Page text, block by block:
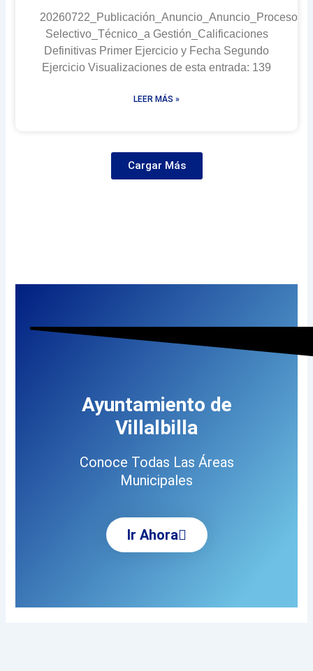
20260722_Publicación_Anuncio_Anuncio_Proceso
Selectivo_Técnico_a Gestión_Calificaciones
Definitivas Primer Ejercicio y Fecha Segundo
Ejercicio Visualizaciones de esta entrada: 139
LEER MÁS »
Cargar Más
Ayuntamiento de
Villalbilla
Conoce Todas Las Áreas
Municipales
Ir Ahora